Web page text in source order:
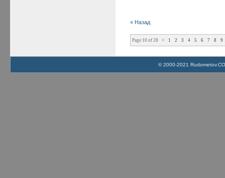
« Назад
Page 10 of 28 < 1 2 3 4 5 6 7 8 9
© 2000-2021